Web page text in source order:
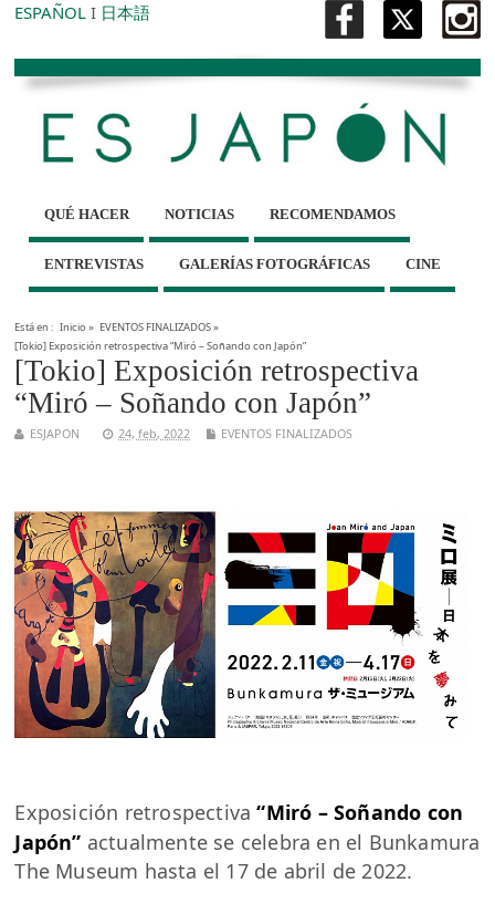
ESPAÑOL I 日本語
QUÉ HACER NOTICIAS RECOMENDAMOS
ENTREVISTAS GALERÍAS FOTOGRÁFICAS CINE
Está en : Inicio» EVENTOS FINALIZADOS»
[Tokio] Exposición retrospectiva “Miró – Soñando con Japón”
[Tokio] Exposición retrospectiva
“Miró – Soñando con Japón”
ESJAPON 24, feb, 2022 EVENTOS FINALIZADOS
Exposición retrospectiva“Miró – Soñando con
Japón” actualmente se celebra en el Bunkamura
The Museum hasta el 17 de abril de 2022.